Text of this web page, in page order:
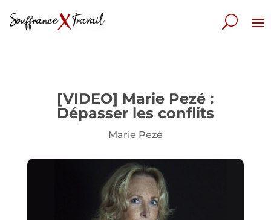
[VIDEO] Marie Pezé :
Dépasser les conflits
Marie Pezé